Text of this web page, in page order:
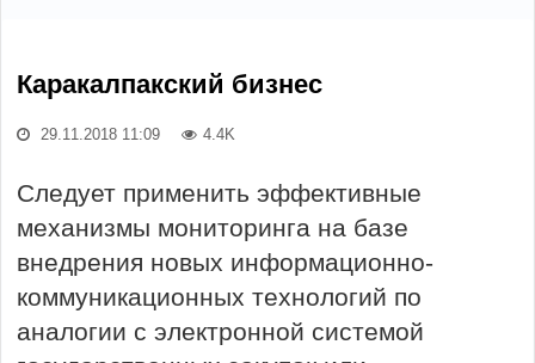
Каракалпакский бизнес
29.11.2018 11:09 4.4K
Следует применить эффективные
механизмы мониторинга на базе
внедрения новых информационно-
коммуникационных технологий по
аналогии с электронной системой